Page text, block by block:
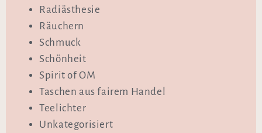
Radiästhesie
Räuchern
Schmuck
Schönheit
Spirit of OM
Taschen aus fairem Handel
Teelichter
Unkategorisiert